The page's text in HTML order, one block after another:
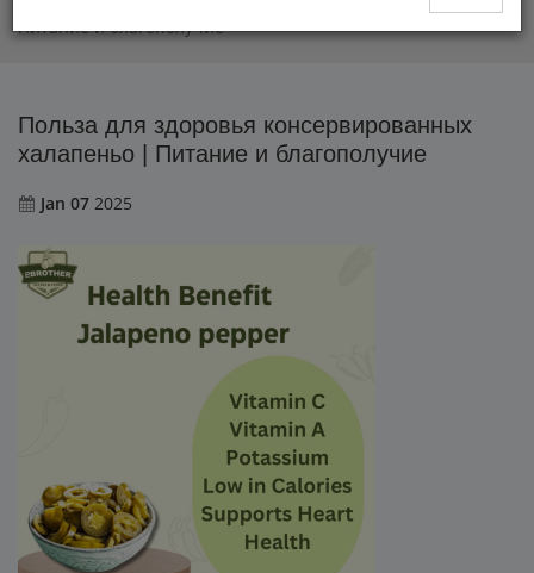
Питание и благополучие
Польза для здоровья консервированных
халапеньо | Питание и благополучие
Jan 07 2025